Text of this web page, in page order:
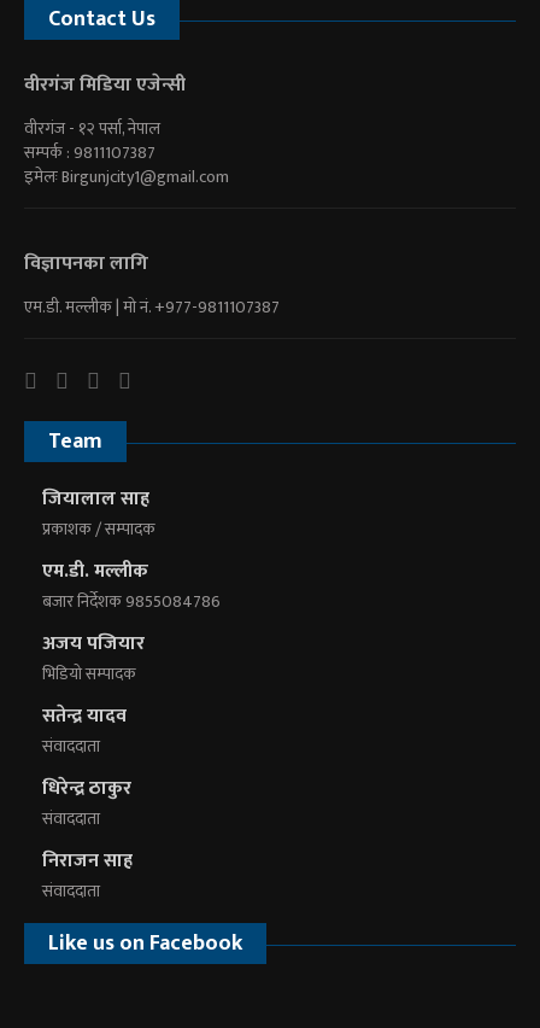
Contact Us
वीरगंज मिडिया एजेन्सी
वीरगंज - १२ पर्सा, नेपाल
सम्पर्क : 9811107387
इमेलःBirgunjcity1@gmail.com
विज्ञापनका लागि
एम.डी. मल्लीक | माे नं. +977-9811107387
Team
जियालाल साह
प्रकाशक / सम्पादक
एम.डी. मल्लीक
बजार निर्देशक 9855084786
अजय पजियार
भिडियाे सम्पादक
सतेन्द्र यादव
संवाददाता
धिरेन्द्र ठाकुर
संवाददाता
निराजन साह
संवाददाता
Like us on Facebook